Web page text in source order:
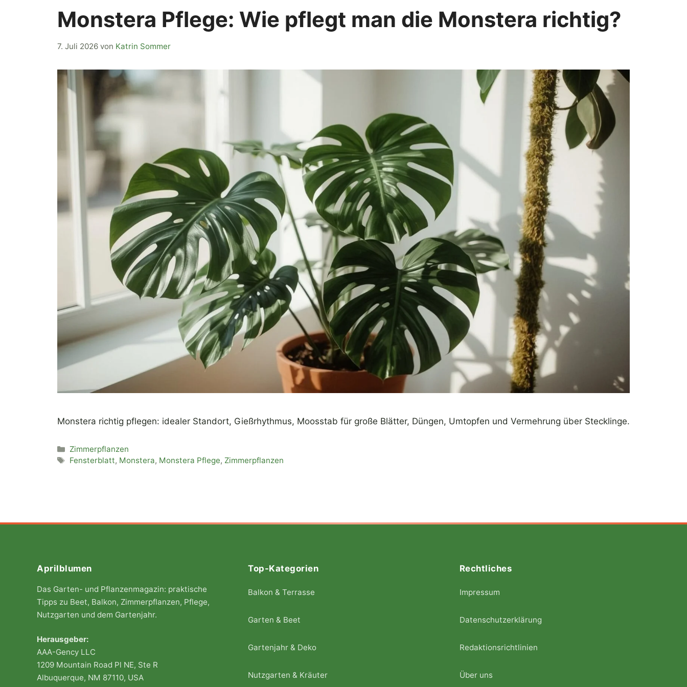
Monstera Pflege: Wie pflegt man die Monstera richtig?
7. Juli 2026 von Katrin Sommer
Monstera richtig pflegen: idealer Standort, Gießrhythmus, Moosstab für große Blätter, Düngen, Umtopfen und Vermehrung über Stecklinge.
Kategorien
Zimmerpflanzen
Schlagwörter
Fensterblatt, Monstera, Monstera Pflege, Zimmerpflanzen
Aprilblumen
Das Garten- und Pflanzenmagazin: praktische
Tipps zu Beet, Balkon, Zimmerpflanzen, Pflege,
Nutzgarten und dem Gartenjahr.
Herausgeber:
AAA-Gency LLC
1209 Mountain Road Pl NE, Ste R
Albuquerque, NM 87110, USA
Top-Kategorien
Balkon & Terrasse
Garten & Beet
Gartenjahr & Deko
Nutzgarten & Kräuter
Rechtliches
Impressum
Datenschutzerklärung
Redaktionsrichtlinien
Über uns